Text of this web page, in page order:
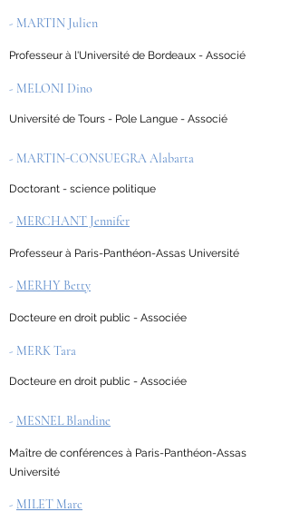
- MARTIN Julien
Professeur à l'Université de Bordeaux - Associé
- MELONI Dino
Université de Tours - Pole Langue - Associé
- MARTIN-CONSUEGRA Alabarta
Doctorant - science politique
- MERCHANT Jennifer
Professeur à Paris-Panthéon-Assas Université
- MERHY Betty
Docteure en droit public - Associée
- MERK Tara
Docteure en droit public - Associée
- MESNEL Blandine
Maître de conférences à Paris-Panthéon-Assas
Université
- MILET Marc